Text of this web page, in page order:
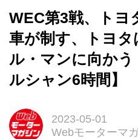
WEC第3戦、トヨ
車が制す、トヨタ
ル・マンに向か
ルシャン6時間】
2023-05-01
Webモーターマ